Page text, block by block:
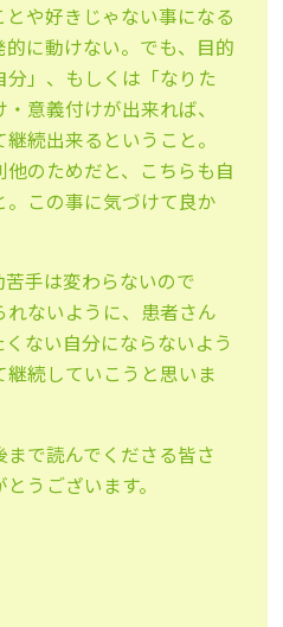
や好きじゃない事になる
に動けない。でも、目的
」、もしくは「なりた
意義付けが出来れば、
続出来るということ。
のためだと、こちらも自
この事に気づけて良か
手は変わらないので
れないように、患者さん
ない自分にならないよう
続していこうと思いま
で読んでくださる皆さ
うございます。